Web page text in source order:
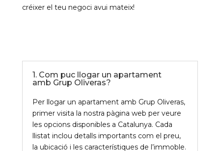
créixer el teu negoci avui mateix!
1. Com puc llogar un apartament
amb Grup Oliveras?
Per llogar un apartament amb Grup Oliveras,
primer visita la nostra pàgina web per veure
les opcions disponibles a Catalunya. Cada
llistat inclou detalls importants com el preu,
la ubicació i les característiques de l’immoble.